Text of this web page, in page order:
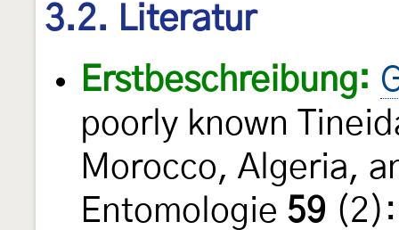
3.2. Literatur
Erstbeschreibung:
poorly known
Morocco, Algeria,
Entomologie 59